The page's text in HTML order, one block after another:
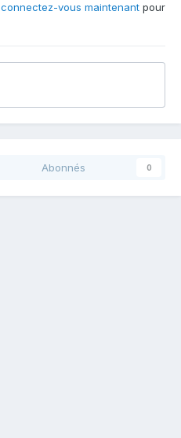
connectez-vous maintenant pour
Abonnés 0